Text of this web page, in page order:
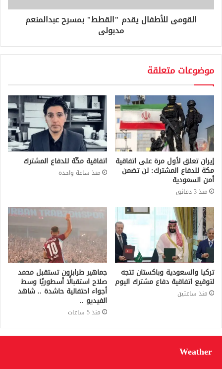
القومى للأطفال يقدم "القطط" بمسرح عبدالمنعم
مدبولى
موضوعات متعلقة
إيران تعلق لأول مرة على اتفاقية
مكة للدفاع المشترك: لن تضمن
أمن السعودية
منذ 3 دقائق
اتفاقية مكّة للدفاع المشترك
منذ ساعة واحدة
تركيا والسعودية وباكستان تتجه
لتوقيع اتفاقية دفاع مشترك اليوم
منذ ساعتين
جماهير طرابزون تستقبل محمد
صلاح استقبالًا أسطوريًا وسط
أجواء احتفالية حاشدة .. شاهد
الفيديو ..
منذ 5 ساعات
Weather